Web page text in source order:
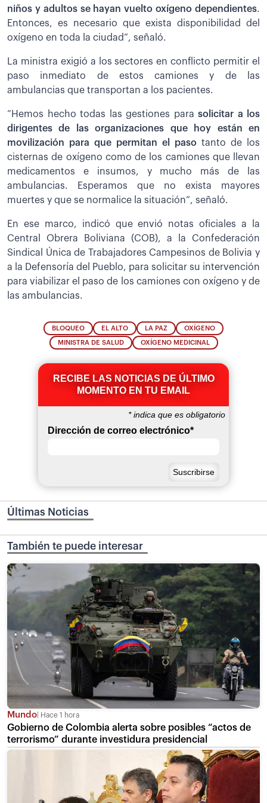
niños y adultos se hayan vuelto oxígeno dependientes.
Entonces, es necesario que exista disponibilidad del
oxígeno en toda la ciudad”, señaló.
La ministra exigió a los sectores en conflicto permitir el
paso inmediato de estos camiones y de las
ambulancias que transportan a los pacientes.
“Hemos hecho todas las gestiones para solicitar a los
dirigentes de las organizaciones que hoy están en
movilización para que permitan el paso tanto de los
cisternas de oxígeno como de los camiones que llevan
medicamentos e insumos, y mucho más de las
ambulancias. Esperamos que no exista mayores
muertes y que se normalice la situación”, señaló.
En ese marco, indicó que envió notas oficiales a la
Central Obrera Boliviana (COB), a la Confederación
Sindical Única de Trabajadores Campesinos de Bolivia y
a la Defensoría del Pueblo, para solicitar su intervención
para viabilizar el paso de los camiones con oxígeno y de
las ambulancias.
BLOQUEO EL ALTO LA PAZ OXÍGENO
MINISTRA DE SALUD OXÍGENO MEDICINAL
RECIBE LAS NOTICIAS DE ÚLTIMO
MOMENTO EN TU EMAIL
*indica que es obligatorio
Dirección de correo electrónico*
Últimas Noticias
También te puede interesar
Mundo Hace 1 hora
Gobierno de Colombia alerta sobre posibles “actos de
terrorismo” durante investidura presidencial